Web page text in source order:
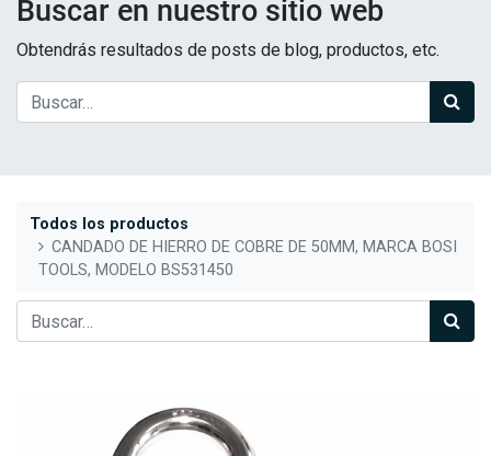
Buscar en nuestro sitio web
Obtendrás resultados de posts de blog, productos, etc.
Todos los productos
CANDADO DE HIERRO DE COBRE DE 50MM, MARCA BOSI
TOOLS, MODELO BS531450